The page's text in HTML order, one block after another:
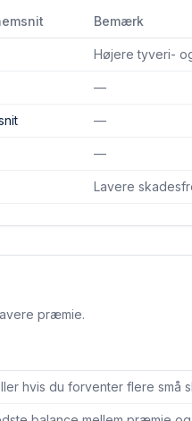
Bemærk
Højere tyveri-
—
—
—
Lavere
præmie.
hvis du forventer flere små